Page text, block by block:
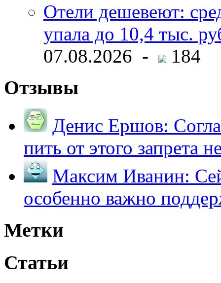
Отели дешевеют:
упала до 10,4 тыс.
07.08.2026 -
184
Отзывы
Денис Ершов:
пить от этого запрета
Максим Иванин:
особенно важно
Метки
Статьи